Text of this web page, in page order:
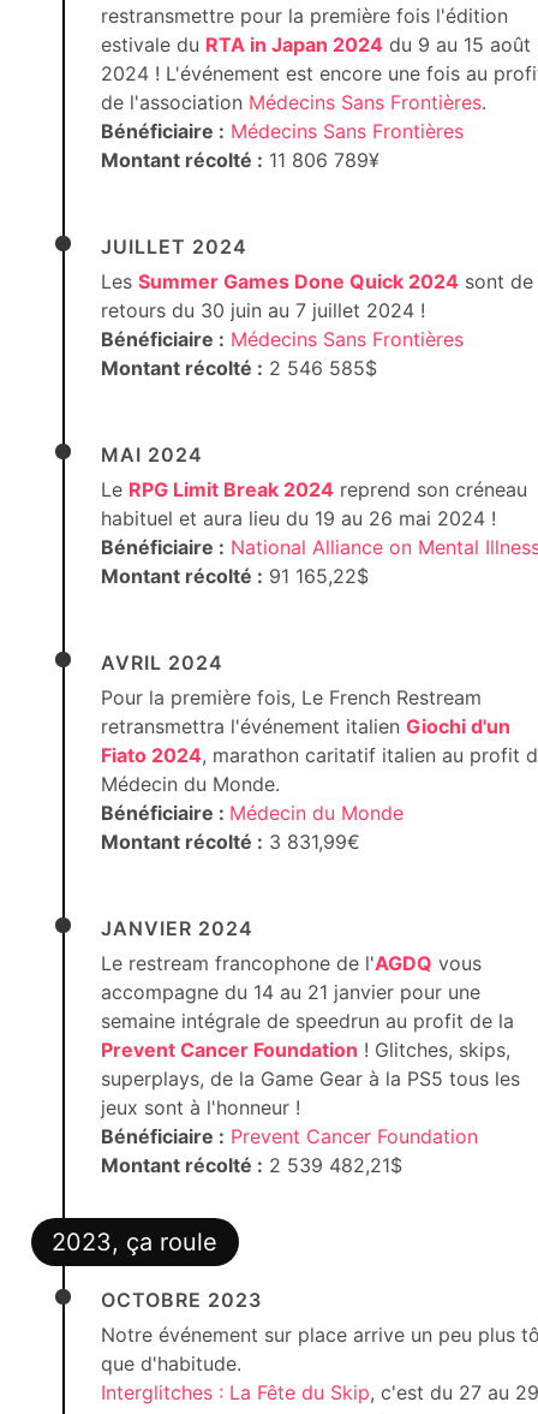
restransmettre pour la première fois l'édition
estivale du RTA in Japan 2024 du 9 au 15 août
2024 ! L'événement est encore une fois au
de l'association Médecins Sans Frontières.
Bénéficiaire : Médecins Sans Frontières
Montant récolté : 11 806 789¥
JUILLET 2024
Les Summer Games Done Quick 2024 sont de
retours du 30 juin au 7 juillet 2024 !
Bénéficiaire : Médecins Sans Frontières
Montant récolté : 2 546 585$
MAI 2024
Le RPG Limit Break 2024 reprend son créneau
habituel et aura lieu du 19 au 26 mai 2024 !
Bénéficiaire : National Alliance on Mental
Montant récolté : 91 165,22$
AVRIL 2024
Pour la première fois, Le French Restream
retransmettra l'événement italien Giochi d'un
Fiato 2024, marathon caritatif italien au profit
Médecin du Monde.
Bénéficiaire : Médecin du Monde
Montant récolté : 3 831,99€
JANVIER 2024
Le restream francophone de l'AGDQ vous
accompagne du 14 au 21 janvier pour une
semaine intégrale de speedrun au profit de la
Prevent Cancer Foundation ! Glitches, skips,
superplays, de la Game Gear à la PS5 tous les
jeux sont à l'honneur !
Bénéficiaire : Prevent Cancer Foundation
Montant récolté : 2 539 482,21$
2023, ça roule
OCTOBRE 2023
Notre événement sur place arrive un peu plus
que d'habitude.
Interglitches : La Fête du Skip, c'est du 27 au 29